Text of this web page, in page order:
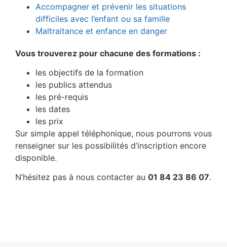
Accompagner et prévenir les situations
difficiles avec l’enfant ou sa famille
Maltraitance et enfance en danger
Vous trouverez pour chacune des formations :
les objectifs de la formation
les publics attendus
les pré-requis
les dates
les prix
Sur simple appel téléphonique, nous pourrons vous
renseigner sur les possibilités d’inscription encore
disponible.
N’hésitez pas à nous contacter au 01 84 23 86 07.